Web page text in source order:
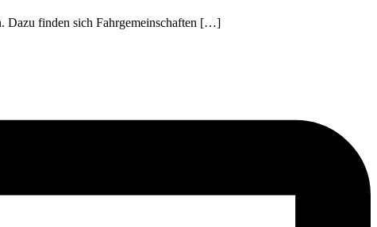
Dazu finden sich Fahrgemeinschaften […]